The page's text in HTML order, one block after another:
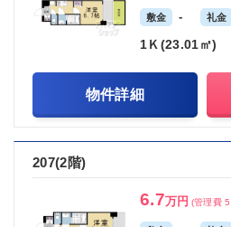
敷金 - 礼金
1Ｋ(23.01㎡)
物件詳細
207(2階)
6.7万円 (管理費